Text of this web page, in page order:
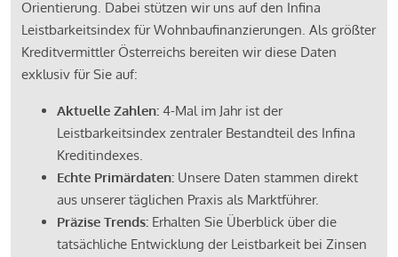
Orientierung. Dabei stützen wir uns auf den Infina
Leistbarkeitsindex für Wohnbaufinanzierungen. Als größter
Kreditvermittler Österreichs bereiten wir diese Daten
exklusiv für Sie auf:
Aktuelle Zahlen: 4-Mal im Jahr ist der
Leistbarkeitsindex zentraler Bestandteil des Infina
Kreditindexes.
Echte Primärdaten: Unsere Daten stammen direkt
aus unserer täglichen Praxis als Marktführer.
Präzise Trends: Erhalten Sie Überblick über die
tatsächliche Entwicklung der Leistbarkeit bei Zinsen